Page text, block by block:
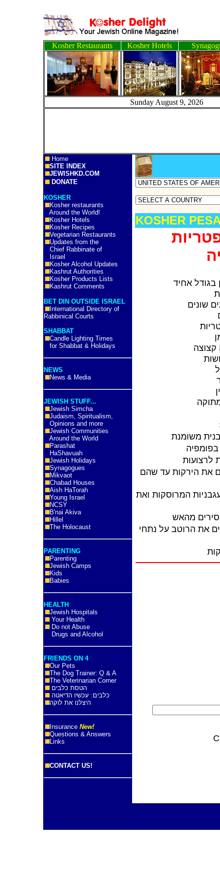
Kosher Restaurants Kosher Hotels
Sunday August 9,
Home
SITE INDEX
JEWISHKD.COM
DONATE
KOSHER
Kosher restaurants
Around the World!
Kosher Hotels
Kosher Recipes
Vegetarian Restaurants
Updates from the
Chief Rabbinate of
Israel
Kosher Alcohol Updates
Kashrut Authorities
Kosher Products Lists
Kashrut Comments
BET DIN OUTSIDE ISRAEL
International Directory of
Rabbinical Courts
SHABBAT
Candle Lighting Times
for Shabbat & Holidays
NEWS
News & Media
JEWISH STUFF...
Jewish Simcha
Judaism, Spiritualism,
Opinions and more
Jewish Communities
Around the World
Parashat
HaShavuah
Jewish Holidays
Synagogues
Mikvaot
Chabad Houses
Aish HaTorah
Young Israel
NCSY
B'nai Akiva
Hillel
The Holocaust
PARENTING
Parenting
Jewish Camps
Kids
Babies
HEALTH
Jewish Hospitals
Your Health
Do not Abuse
Drugs and Alcohol
FRIENDS ON 4
Our Pets
The Dog Trainer: Q & A
The Veterinarian Corner
הטסת כלבים
כלבים: עכשיו הדיאטה
היצלנו את לוקה
Insurance New!
Questions & Answers
Links
CONTACT US!
KOSHER
בגודל אחיד
שונים
קצוצה
משומנת
לרצועות
את הירקות עד שהם
המרוסקות ואת
מהאש
את הרוטב על נתחי